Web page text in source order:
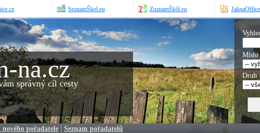
SeznamŠkol.eu ZoznamŠkôl.eu
na.cz
správný cíl cesty
Místo
Druh
nového pořadatele | Seznam pořadatelů